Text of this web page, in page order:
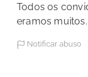
Todos os
eramos muitos.
Notificar abuso